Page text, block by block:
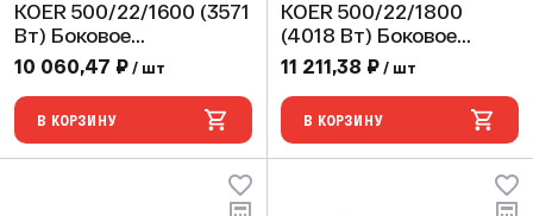
KOER 500/22/1600 (3571
Вт) Боковое
подключение
10 060,47 ₽ / шт
В КОРЗИНУ
KOER 500/22/1800
(4018 Вт) Боковое
подключение
11 211,38 ₽ / шт
В КОРЗИНУ